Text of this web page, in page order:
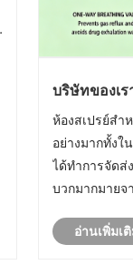
บริษัทของเร
สำหรับสัตว
รับคำสั่งซื้อ
ต่างประเทศ
ห้องสเปรย์สำ
อย่างมากทั้งใ
ได้ทำการจัด
บวกมากมายจ
โรงงานมีสต็อ
อ่านเพิ่มเ